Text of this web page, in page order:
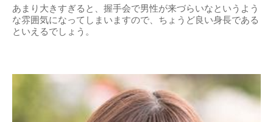
あまり大きすぎると、握手会で男性が来づらいなというよう
な雰囲気になってしまいますので、ちょうど良い身長である
といえるでしょう。